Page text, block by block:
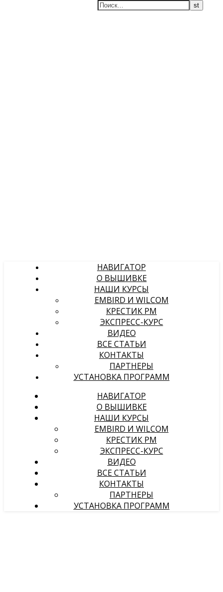
НАВИГАТОР
О ВЫШИВКЕ
НАШИ КУРСЫ
EMBIRD И WILCOM
КРЕСТИК PM
ЭКСПРЕСС-КУРС
ВИДЕО
ВСЕ СТАТЬИ
КОНТАКТЫ
ПАРТНЕРЫ
УСТАНОВКА ПРОГРАММ
НАВИГАТОР
О ВЫШИВКЕ
НАШИ КУРСЫ
EMBIRD И WILCOM
КРЕСТИК PM
ЭКСПРЕСС-КУРС
ВИДЕО
ВСЕ СТАТЬИ
КОНТАКТЫ
ПАРТНЕРЫ
УСТАНОВКА ПРОГРАММ